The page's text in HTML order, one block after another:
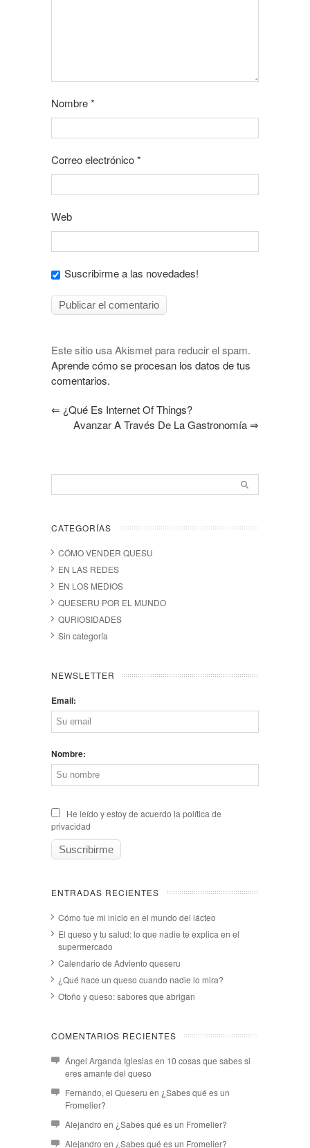
Nombre*
Correo electrónico*
Web
Suscribirme a las novedades!
Este sitio usa Akismet para reducir el spam.
Aprende cómo se procesan los datos de tus
comentarios.
⇐ ¿Qué Es Internet Of Things?
Avanzar A Través De La Gastronomía⇒
CATEGORÍAS
CÓMO VENDER QUESU
EN LAS REDES
EN LOS MEDIOS
QUESERU POR EL MUNDO
QURIOSIDADES
Sin categoría
NEWSLETTER
Email:
Nombre:
He leído y estoy de acuerdo la política de
privacidad
ENTRADAS RECIENTES
Cómo fue mi inicio en el mundo del lácteo
El queso y tu salud: lo que nadie te explica en el
supermercado
Calendario de Adviento queseru
¿Qué hace un queso cuando nadie lo mira?
Otoño y queso: sabores que abrigan
COMENTARIOS RECIENTES
Ángel Arganda Iglesiasen 10 cosas que sabes si
eres amante del queso
Fernando, el Queseru en ¿Sabes qué es un
Fromelier?
Alejandro en ¿Sabes qué es un Fromelier?
Alejandro en ¿Sabes qué es un Fromelier?